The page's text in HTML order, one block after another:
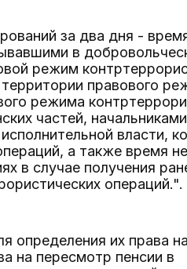
за два дня -
в
режим
правового
режима
частей, начальниками
власти,
а также время
в случае получения
операций.".
определения их права
на пересмотр пенсии в